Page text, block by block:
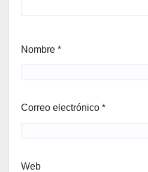
Nombre *
Correo electrónico *
Web